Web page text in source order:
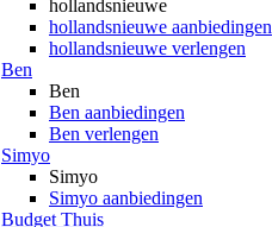
hollandsnieuwe
hollandsnieuwe aanbiedingen
hollandsnieuwe verlengen
Ben
Ben
Ben aanbiedingen
Ben verlengen
Simyo
Simyo
Simyo aanbiedingen
Budget Thuis